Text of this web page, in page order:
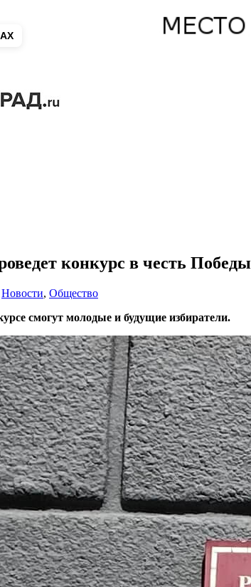
конкурс в честь Победы
Новости, Общество
смогут молодые и будущие избиратели.